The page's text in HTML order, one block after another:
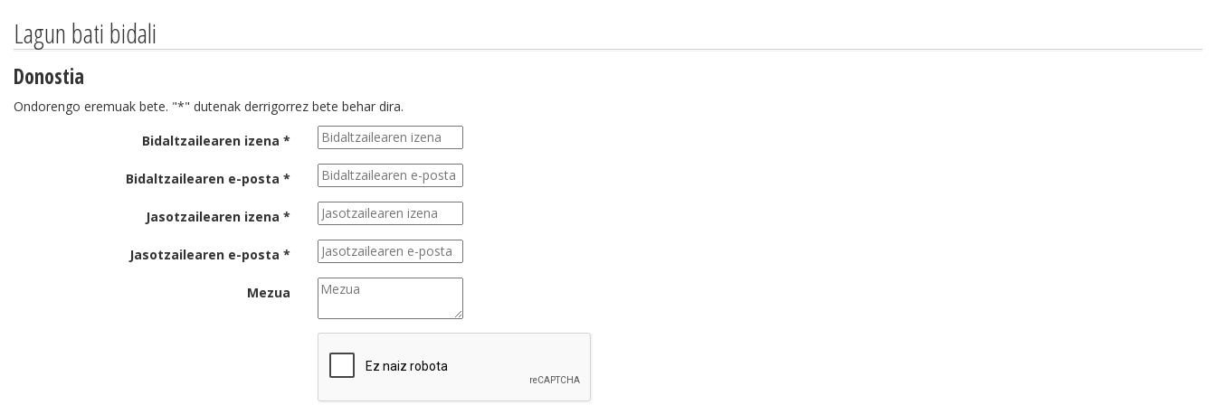
Lagun bati bidali
Donostia
Ondorengo eremuak bete. "*" dutenak derrigorrez bete behar dira.
Bidaltzailearen izena *
Bidaltzailearen e-posta *
Jasotzailearen izena *
Jasotzailearen e-posta *
Mezua